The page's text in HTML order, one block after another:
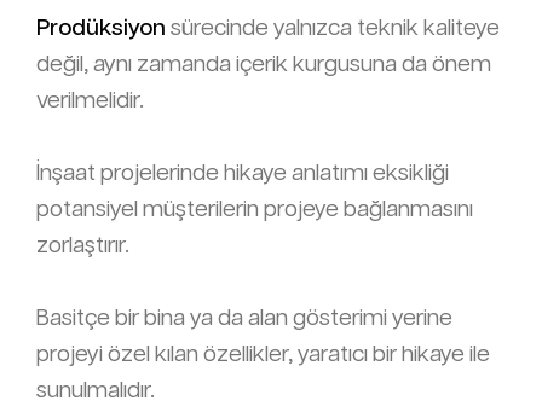
Prodüksiyon sürecinde yalnızca teknik kaliteye
değil, aynı zamanda içerik kurgusuna da önem
verilmelidir.
İnşaat projelerinde hikaye anlatımı eksikliği
potansiyel müşterilerin projeye bağlanmasını
zorlaştırır.
Basitçe bir bina ya da alan gösterimi yerine
projeyi özel kılan özellikler, yaratıcı bir hikaye ile
sunulmalıdır.